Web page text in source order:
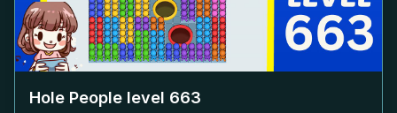
Hole People level 663